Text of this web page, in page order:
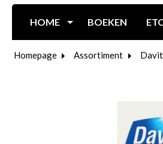
HOME BOEKEN
Homepage Assortiment